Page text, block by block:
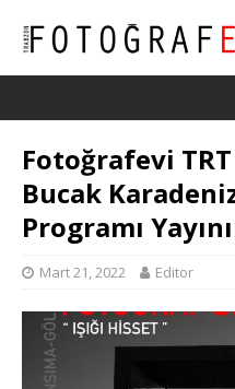
Fotoğrafevi
Bucak
Programı
Mart 21, 2022 Editor